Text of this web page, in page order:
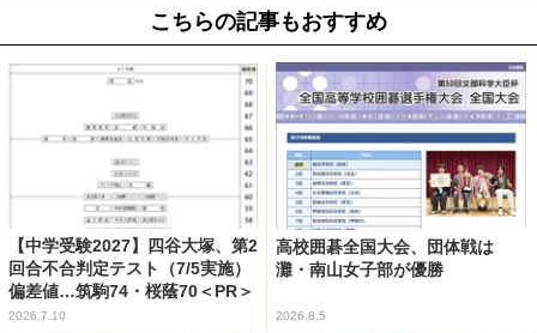
こちらの記事もおすすめ
【中学受験2027】四谷大塚、第2
回合不合判定テスト（7/5実施）
偏差値…筑駒74・桜蔭70＜PR＞
2026.7.10
高校囲碁全国大会、団体戦は
灘・南山女子部が優勝
2026.8.5